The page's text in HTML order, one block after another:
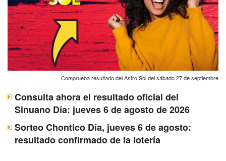
Comprueba resultado del Astro Sol del sábado 27 de septiembre
Consulta ahora el resultado oficial del
Sinuano Día: jueves 6 de agosto de 2026
Sorteo Chontico Día, jueves 6 de agosto:
resultado confirmado de la lotería